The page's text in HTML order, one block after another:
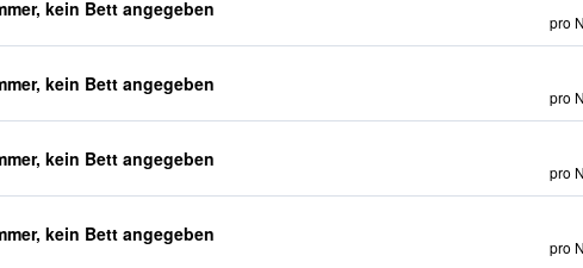
kein Bett angegeben
pro
kein Bett angegeben
pro
kein Bett angegeben
pro
kein Bett angegeben
pro